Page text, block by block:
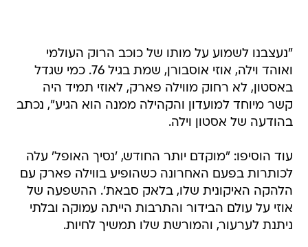
"נעצבנו לשמוע על מותו של כוכב הרוק העולמי
ואוהד וילה, אוזי אוסבורן, שמת בגיל 76. כמי שגדל
באסטון, לא רחוק מווילה פארק, לאוזי תמיד היה
קשר מיוחד למועדון והקהילה ממנה הוא הגיע", נכתב
בהודעה של אסטון וילה.
עוד הוסיפו: "מוקדם יותר החודש, 'נסיך האופל' עלה
לכותרות בפעם האחרונה כשהופיע בווילה פארק עם
הלהקה האיקונית שלו, בלאק סבאת'. ההשפעה של
אוזי על עולם הבידור והתרבות הייתה עמוקה ובלתי
ניתנת לערעור, והמורשת שלו תמשיך לחיות.